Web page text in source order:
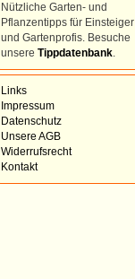
Nützliche Garten- und
Pflanzentipps für Einsteiger
und Gartenprofis. Besuche
unsere Tippdatenbank
Links
Impressum
Datenschutz
Unsere AGB
Widerrufsrecht
Kontakt